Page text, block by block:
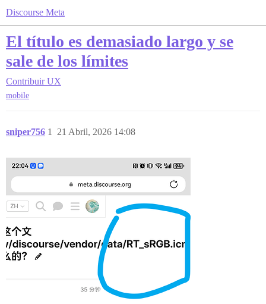
Discourse Meta
El título es demasiado largo y se
sale de los límites
Contribuir UX
mobile
sniper756 21 Abril, 2026 14:08
1